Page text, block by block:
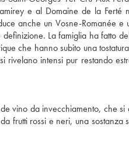
e al Domaine de la
anche un Vosne-Romanée
La famiglia ha fatto
che hanno subito una
rivelano intensi pur restando
vino da invecchiamento, che
frutti rossi e neri, una